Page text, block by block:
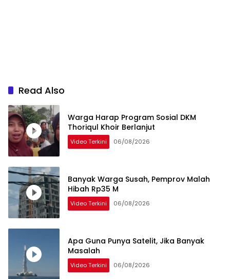
Read Also
Warga Harap Program Sosial DKM
Thoriqul Khoir Berlanjut
Video Terkini 06/08/2026
Banyak Warga Susah, Pemprov Malah
Hibah Rp35 M
Video Terkini 06/08/2026
Apa Guna Punya Satelit, Jika Banyak
Masalah
Video Terkini 06/08/2026